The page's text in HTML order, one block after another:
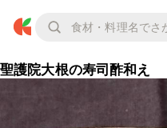
聖護院大根の寿司酢和え